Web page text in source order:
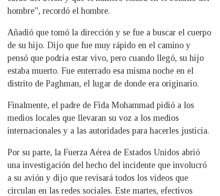
hombre”, recordó el hombre.
Añadió que tomó la dirección y se fue a buscar el cuerpo
de su hijo. Dijo que fue muy rápido en el camino y
pensó que podría estar vivo, pero cuando llegó, su hijo
estaba muerto. Fue enterrado esa misma noche en el
distrito de Paghman, el lugar de donde era originario.
Finalmente, el padre de Fida Mohammad pidió a los
medios locales que llevaran su voz a los medios
internacionales y a las autoridades para hacerles justicia.
Por su parte, la Fuerza Aérea de Estados Unidos abrió
una investigación del hecho del incidente que involucró
a su avión y dijo que revisará todos los videos que
circulan en las redes sociales. Este martes, efectivos